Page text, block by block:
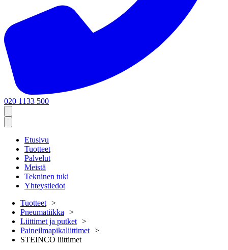
020 1133 500
Etusivu
Tuotteet
Palvelut
Meistä
Tekninen tuki
Yhteystiedot
Tuotteet
Pneumatiikka
Liittimet ja putket
Paineilmapikaliittimet
STEINCO liittimet